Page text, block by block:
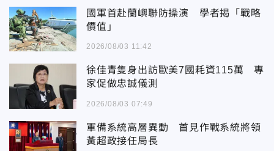
國軍首赴蘭嶼聯防操演 學者揭「戰略
價值」
2026/08/03 11:42
徐佳青隻身出訪歐美7國耗資115萬 專
家促做忠誠儀測
2026/08/03 07:49
軍備系統高層異動 首見作戰系統將領
黃超政接任局長